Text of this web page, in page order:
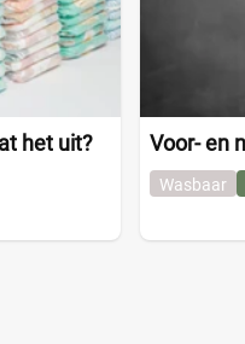
het uit? Voor- en
Wasbaar